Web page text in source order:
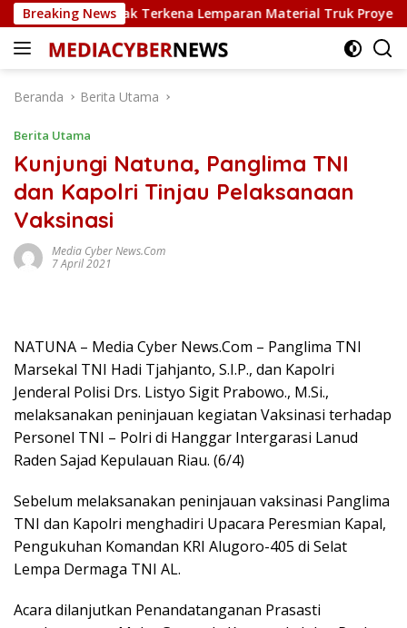
Langsung
ke
konten
Breaking News
Rusak Terkena Lemparan Material Truk Proyek Sekolah
Beranda Berita Utama
Berita Utama
Kunjungi Natuna, Panglima TNI
dan Kapolri Tinjau Pelaksanaan
Vaksinasi
Media Cyber News.Com
7 April 2021
NATUNA – Media Cyber News.Com – Panglima TNI
Marsekal TNI Hadi Tjahjanto, S.I.P., dan Kapolri
Jenderal Polisi Drs. Listyo Sigit Prabowo., M.Si.,
melaksanakan peninjauan kegiatan Vaksinasi terhadap
Personel TNI – Polri di Hanggar Intergarasi Lanud
Raden Sajad Kepulauan Riau. (6/4)
Sebelum melaksanakan peninjauan vaksinasi Panglima
TNI dan Kapolri menghadiri Upacara Peresmian Kapal,
Pengukuhan Komandan KRI Alugoro-405 di Selat
Lempa Dermaga TNI AL.
Acara dilanjutkan Penandatanganan Prasasti